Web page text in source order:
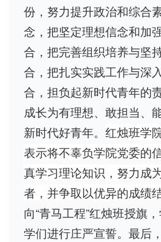
份，努力提升政治和综合
念，把坚定理想信念和加
合，把完善组织培养与坚
合，把扎实实践工作与深
合，担负起新时代青年的
成长为有理想、敢担当、
新时代好青年。 红烛班学
表示将不辜负学院党委的
真学习理论知识，努力成
者，并争取以优异的成绩结
向“青马工程”红烛班授旗
学们进行庄严宣誓。最后